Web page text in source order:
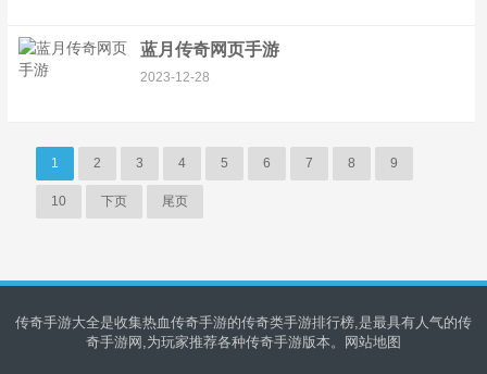
蓝月传奇网页手游
2023-12-28
1 2 3 4 5 6 7 8 9
10 下页 尾页
传奇手游大全是收集热血传奇手游的传奇类手游排行榜,是最具有人气的传
奇手游网,为玩家推荐各种传奇手游版本。
网站地图